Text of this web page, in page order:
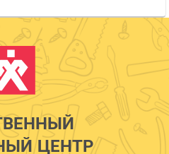
ЦЕНТР